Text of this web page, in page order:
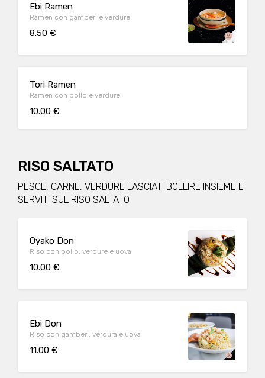
Ebi Ramen
Ramen con gamberi e verdure
8.50 €
Tori Ramen
Ramen con pollo e verdure
10.00 €
RISO SALTATO
PESCE, CARNE, VERDURE LASCIATI BOLLIRE INSIEME E
SERVITI SUL RISO SALTATO
Oyako Don
Riso con pollo, verdure e uova
10.00 €
Ebi Don
Riso con gamberi, verdura e uova
11.00 €